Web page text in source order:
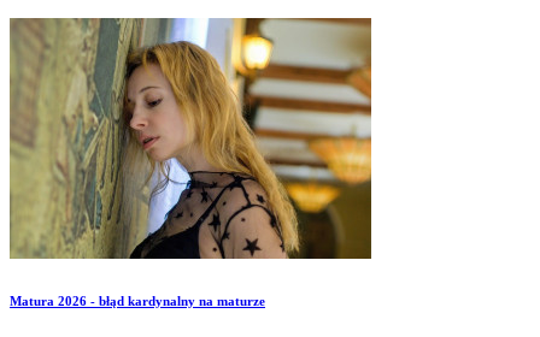
Matura 2026 - błąd kardynalny na maturze